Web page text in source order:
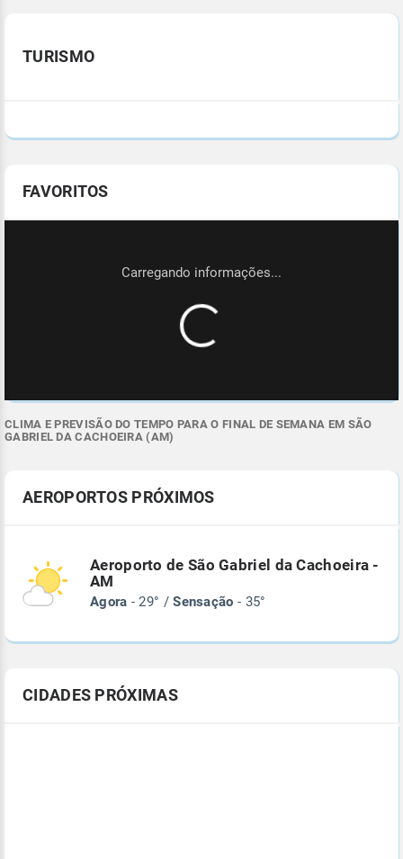
TURISMO
FAVORITOS
CLIMA E PREVISÃO DO TEMPO PARA O FINAL DE SEMANA EM SÃO
GABRIEL DA CACHOEIRA (AM)
AEROPORTOS PRÓXIMOS
Aeroporto de São Gabriel da Cachoeira -
AM
Agora - 29° /Sensação - 35°
CIDADES PRÓXIMAS